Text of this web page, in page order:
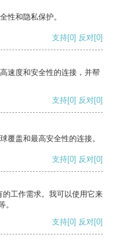
性和隐私保护。
支持[0] 反对[0]
速度和安全性的连接，并帮
支持[0] 反对[0]
覆盖和最高安全性的连接。
支持[0] 反对[0]
工作需求。我可以使用它来
。
支持[0] 反对[0]